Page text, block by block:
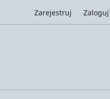
Zarejestruj Zaloguj